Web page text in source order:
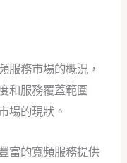
服務市場的概況，
和服務覆蓋範圍
場的現狀。
富的寬頻服務提供